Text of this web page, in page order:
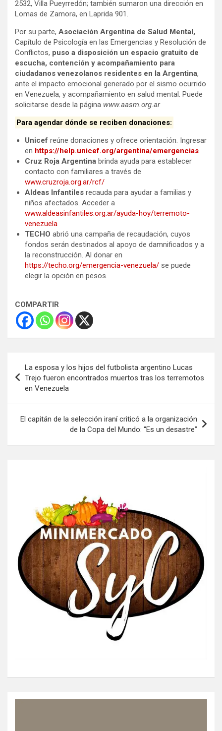
2532, Villa Pueyrredón; también sumaron una dirección en
Lomas de Zamora, en Laprida 901.
Por su parte, Asociación Argentina de Salud Mental,
Capítulo de Psicología en las Emergencias y Resolución de
Conflictos, puso a disposición un espacio gratuito de
escucha, contención y acompañamiento para
ciudadanos venezolanos residentes en la Argentina,
ante el impacto emocional generado por el sismo ocurrido
en Venezuela, y acompañamiento en salud mental. Puede
solicitarse desde la página www.aasm.org.ar
Para agendar dónde se reciben donaciones:
Unicef reúne donaciones y ofrece orientación. Ingresar
en https://help.unicef.org/argentina/emergencias
Cruz Roja Argentina brinda ayuda para establecer
contacto con familiares a través de
www.cruzroja.org.ar/rcf/
Aldeas Infantiles recauda para ayudar a familias y
niños afectados. Acceder a
www.aldeasinfantiles.org.ar/ayuda-hoy/terremoto-
venezuela
TECHO abrió una campaña de recaudación, cuyos
fondos serán destinados al apoyo de damnificados y a
la reconstrucción. Al donar en
https://techo.org/emergencia-venezuela/ se puede
elegir la opción en pesos.
COMPARTIR
de
entradas
La esposa y los hijos del futbolista argentino Lucas
Trejo fueron encontrados muertos tras los terremotos
en Venezuela
El capitán de la selección iraní criticó a la organización
de la Copa del Mundo: “Es un desastre”